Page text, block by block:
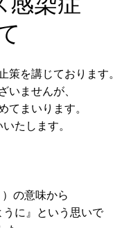
を講じております。
ませんが、
まいります。
たします。
の意味から
に』という思いで